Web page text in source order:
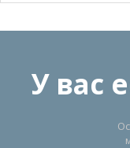
У вас